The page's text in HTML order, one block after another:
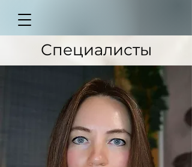
Специалисты